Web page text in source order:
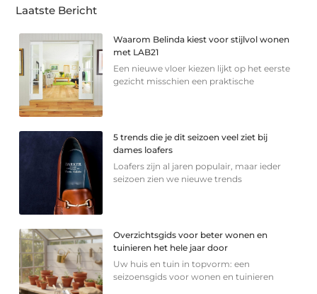
Laatste Bericht
Waarom Belinda kiest voor stijlvol wonen
met LAB21
Een nieuwe vloer kiezen lijkt op het eerste
gezicht misschien een praktische
5 trends die je dit seizoen veel ziet bij
dames loafers
Loafers zijn al jaren populair, maar ieder
seizoen zien we nieuwe trends
Overzichtsgids voor beter wonen en
tuinieren het hele jaar door
Uw huis en tuin in topvorm: een
seizoensgids voor wonen en tuinieren